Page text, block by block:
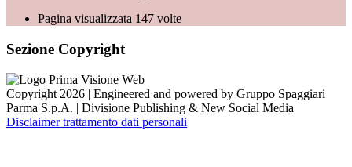
Pagina visualizzata 147 volte
Sezione Copyright
Copyright 2026 | Engineered and powered by Gruppo Spaggiari
Parma S.p.A. | Divisione Publishing & New Social Media
Disclaimer trattamento dati personali